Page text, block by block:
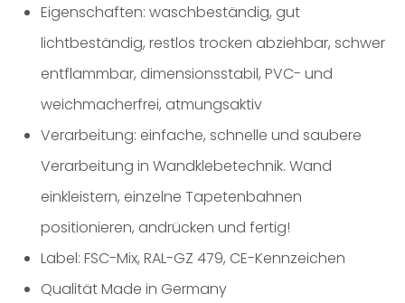
Eigenschaften: waschbeständig, gut
lichtbeständig, restlos trocken abziehbar, schwer
entflammbar, dimensionsstabil, PVC- und
weichmacherfrei, atmungsaktiv
Verarbeitung: einfache, schnelle und saubere
Verarbeitung in Wandklebetechnik. Wand
einkleistern, einzelne Tapetenbahnen
positionieren, andrücken und fertig!
Label: FSC-Mix, RAL-GZ 479, CE-Kennzeichen
Qualität Made in Germany